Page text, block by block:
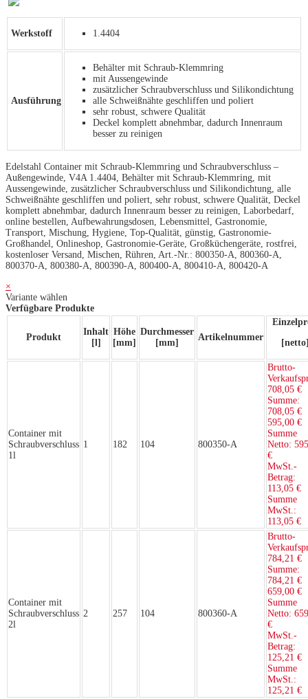
Werkstoff 1.4404
Ausführung
Behälter mit Schraub-Klemmring
mit Aussengewinde
zusätzlicher Schraubverschluss und Silikondichtung
alle Schweißnähte geschliffen und poliert
sehr robust, schwere Qualität
Deckel komplett abnehmbar, dadurch Innenraum
besser zu reinigen
Edelstahl Container mit Schraub-Klemmring und Schraubverschluss –
Außengewinde, V4A 1.4404, Behälter mit Schraub-Klemmring, mit
Aussengewinde, zusätzlicher Schraubverschluss und Silikondichtung, alle
Schweißnähte geschliffen und poliert, sehr robust, schwere Qualität, Deckel
komplett abnehmbar, dadurch Innenraum besser zu reinigen, Laborbedarf,
online bestellen, Aufbewahrungsdosen, Lebensmittel, Gastronomie,
Transport, Mischung, Hygiene, Top-Qualität, günstig, Gastronomie-
Großhandel, Onlineshop, Gastronomie-Geräte, Großküchengeräte, rostfrei,
kostenloser Versand, Mischen, Rühren, Art.-Nr.: 800350-A, 800360-A,
800370-A, 800380-A, 800390-A, 800400-A, 800410-A, 800420-A
×
Variante wählen
Verfügbare Produkte
Produkt
Inhalt
[l]
Höhe
[mm]
Durchmesser
[mm]
Artikelnummer
Container mit
Schraubverschluss
1l
1 182 104 800350-A
Brutto-
708,05 €
Summe:
708,05 €
595,00 €
Summe
Netto:
€
MwSt.-
Betrag:
113,05 €
Summe
MwSt.:
113,05 €
Container mit
Schraubverschluss
2l
2 257 104 800360-A
Brutto-
784,21 €
Summe:
784,21 €
659,00 €
Summe
Netto:
€
MwSt.-
Betrag:
125,21 €
Summe
MwSt.:
125,21 €